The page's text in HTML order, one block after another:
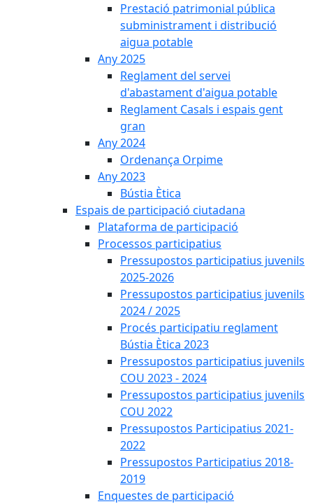
Prestació patrimonial pública
subministrament i distribució
aigua potable
Any 2025
Reglament del servei
d'abastament d'aigua potable
Reglament Casals i espais gent
gran
Any 2024
Ordenança Orpime
Any 2023
Bústia Ètica
Espais de participació ciutadana
Plataforma de participació
Processos participatius
Pressupostos participatius juvenils
2025-2026
Pressupostos participatius juvenils
2024 / 2025
Procés participatiu reglament
Bústia Ètica 2023
Pressupostos participatius juvenils
COU 2023 - 2024
Pressupostos participatius juvenils
COU 2022
Pressupostos Participatius 2021-
2022
Pressupostos Participatius 2018-
2019
Enquestes de participació